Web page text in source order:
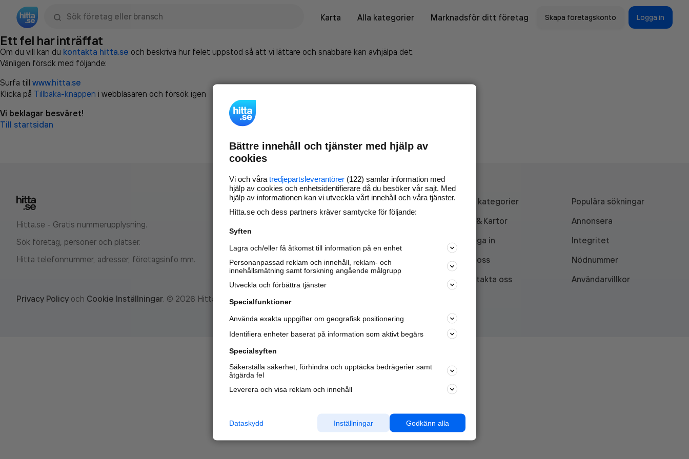
Karta
Alla kategorier Marknadsför ditt företag Skapa företagskonto Logga in
Ett fel har inträffat
Om du vill kan du kontakta hitta.se och beskriva hur felet uppstod så att vi lättare och snabbare kan avhjälpa det.
Vänligen försök med följande:
Surfa till www.hitta.se
Klicka på Tillbaka-knappen i webbläsaren och försök igen
Vi beklagar besväret!
Till startsidan
Hitta.se - Gratis nummerupplysning.
Sök företag, personer och platser.
Hitta telefonnummer, adresser, företagsinfo mm.
Marknadsför företaget på
nya kunder och
samarbetspartners nära dig.
Läs mer här
Alla kategorier
Populära sökningar
API & Kartor
Annonsera
Logga in
Integritet
Om oss
Nödnummer
Kontakta oss
Användarvillkor
Privacy Policy och Cookie Inställningar. © 2026 Hitta.se
Bättre innehåll och tjänster med hjälp av
cookies
Vi och våra tredjepartsleverantörer (122) samlar information med
hjälp av cookies och enhetsidentifierare då du besöker vår sajt. Med
hjälp av informationen kan vi utveckla vårt innehåll och våra tjänster.
Hitta.se och dess partners kräver samtycke för följande:
Syften
Lagra och/eller få åtkomst till information på en enhet
Personanpassad reklam och innehåll, reklam- och
innehållsmätning samt forskning angående målgrupp
Utveckla och förbättra tjänster
Specialfunktioner
Använda exakta uppgifter om geografisk positionering
Identifiera enheter baserat på information som aktivt begärs
Specialsyften
Säkerställa säkerhet, förhindra och upptäcka bedrägerier samt
åtgärda fel
Leverera och visa reklam och innehåll
Godkänn alla
Inställningar
Dataskydd